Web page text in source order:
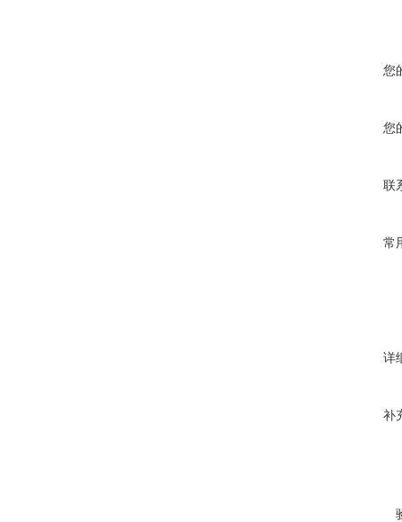
您
您
联
常
详
补